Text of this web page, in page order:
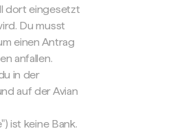
dort eingesetzt
Du musst
einen Antrag
anfallen.
in der
auf der Avian
ist keine Bank.